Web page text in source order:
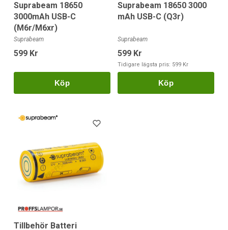
Suprabeam 18650
3000mAh USB-C
(M6r/M6xr)
Suprabeam
599 Kr
Köp
Suprabeam 18650 3000
mAh USB-C (Q3r)
Suprabeam
599 Kr
Tidigare lägsta pris: 599 Kr
Köp
Tillbehör Batteri